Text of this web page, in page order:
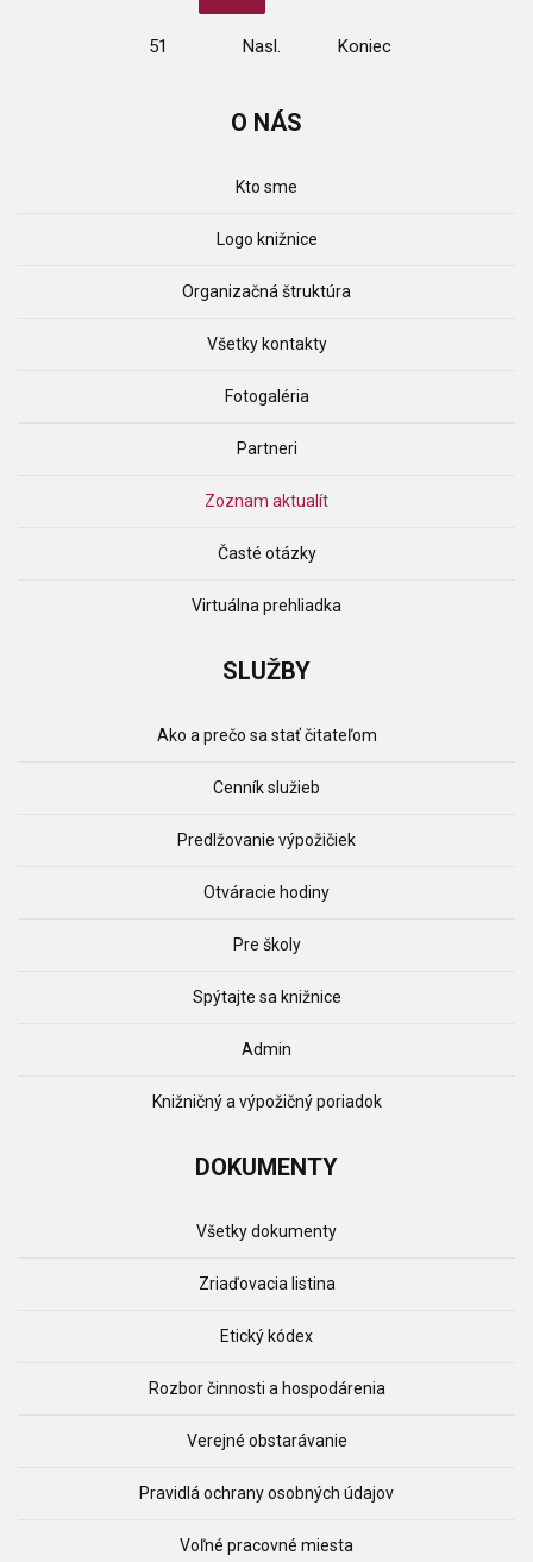
51 Nasl. Koniec
O NÁS
Kto sme
Logo knižnice
Organizačná štruktúra
Všetky kontakty
Fotogaléria
Partneri
Zoznam aktualít
Časté otázky
Virtuálna prehliadka
SLUŽBY
Ako a prečo sa stať čitateľom
Cenník služieb
Predlžovanie výpožičiek
Otváracie hodiny
Pre školy
Spýtajte sa knižnice
Admin
Knižničný a výpožičný poriadok
DOKUMENTY
Všetky dokumenty
Zriaďovacia listina
Etický kódex
Rozbor činnosti a hospodárenia
Verejné obstarávanie
Pravidlá ochrany osobných údajov
Voľné pracovné miesta